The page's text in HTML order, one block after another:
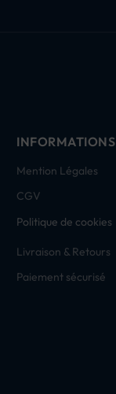
INFORMATIONS
Mention Légales
CGV
Politique de cookies
Livraison & Retours
Paiement sécurisé